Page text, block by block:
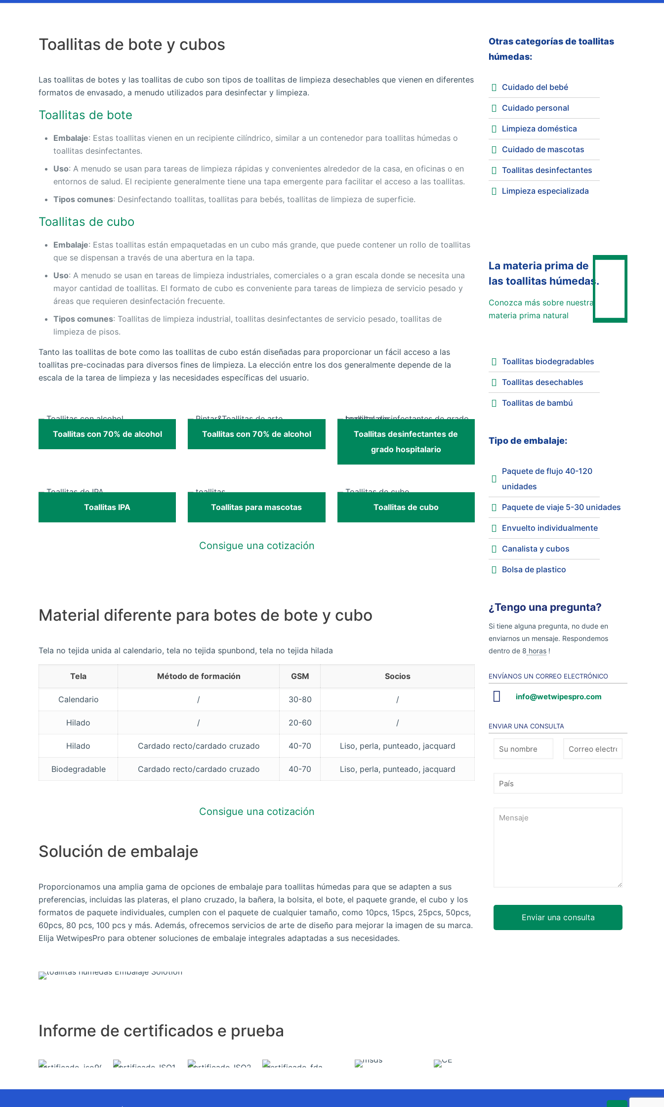
Toallitas de bote y cubos
Las toallitas de botes y las toallitas de cubo son tipos de toallitas de limpieza desechables que vienen en diferentes
formatos de envasado, a menudo utilizados para desinfectar y limpieza.
Toallitas de bote
Embalaje: Estas toallitas vienen en un recipiente cilíndrico, similar a un contenedor para toallitas húmedas o
toallitas desinfectantes.
Uso: A menudo se usan para tareas de limpieza rápidas y convenientes alrededor de la casa, en oficinas o en
entornos de salud. El recipiente generalmente tiene una tapa emergente para facilitar el acceso a las toallitas.
Tipos comunes: Desinfectando toallitas, toallitas para bebés, toallitas de limpieza de superficie.
Toallitas de cubo
Embalaje: Estas toallitas están empaquetadas en un cubo más grande, que puede contener un rollo de toallitas
que se dispensan a través de una abertura en la tapa.
Uso: A menudo se usan en tareas de limpieza industriales, comerciales o a gran escala donde se necesita una
mayor cantidad de toallitas. El formato de cubo es conveniente para tareas de limpieza de servicio pesado y
áreas que requieren desinfectación frecuente.
Tipos comunes: Toallitas de limpieza industrial, toallitas desinfectantes de servicio pesado, toallitas de
limpieza de pisos.
Tanto las toallitas de bote como las toallitas de cubo están diseñadas para proporcionar un fácil acceso a las
toallitas pre-cocinadas para diversos fines de limpieza. La elección entre los dos generalmente depende de la
escala de la tarea de limpieza y las necesidades específicas del usuario.
Toallitas con 70% de alcohol Toallitas con 70% de alcohol
Toallitas desinfectantes de
grado hospitalario
Toallitas IPA Toallitas para mascotas Toallitas de cubo
Consigue una cotización
Material diferente para botes de bote y cubo
Tela no tejida unida al calendario, tela no tejida spunbond, tela no tejida hilada
Tela Método de formación GSM Socios
Calendario / 30-80 /
Hilado / 20-60 /
Hilado Cardado recto/cardado cruzado 40-70 Liso, perla, punteado, jacquard
Biodegradable Cardado recto/cardado cruzado 40-70 Liso, perla, punteado, jacquard
Consigue una cotización
Solución de embalaje
Proporcionamos una amplia gama de opciones de embalaje para toallitas húmedas para que se adapten a sus
preferencias, incluidas las plateras, el plano cruzado, la bañera, la bolsita, el bote, el paquete grande, el cubo y los
formatos de paquete individuales, cumplen con el paquete de cualquier tamaño, como 10pcs, 15pcs, 25pcs, 50pcs,
60pcs, 80 pcs, 100 pcs y más. Además, ofrecemos servicios de arte de diseño para mejorar la imagen de su marca.
Elija WetwipesPro para obtener soluciones de embalaje integrales adaptadas a sus necesidades.
Informe de certificados e prueba
Otras categorías de toallitas
húmedas:
Cuidado del bebé
Cuidado personal
Limpieza doméstica
Cuidado de mascotas
Toallitas desinfectantes
Limpieza especializada
La materia prima de
las toallitas húmedas.
Conozca más sobre nuestra
materia prima natural
Toallitas biodegradables
Toallitas desechables
Toallitas de bambú
Tipo de embalaje:
Paquete de flujo 40-120
unidades
Paquete de viaje 5-30 unidades
Envuelto individualmente
Canalista y cubos
Bolsa de plastico
¿Tengo una pregunta?
Si tiene alguna pregunta, no dude en
enviarnos un mensaje. Respondemos
dentro de 8 horas !
ENVÍANOS UN CORREO ELECTRÓNICO
info@wetwipespro.com
ENVIAR UNA CONSULTA